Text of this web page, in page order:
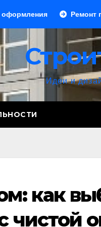
Ремонт после
Идеи и
как
чистой